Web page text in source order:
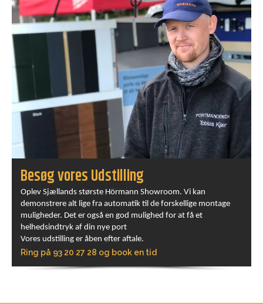
Besøg vores Udstilling
Oplev Sjællands største Hörmann Showroom. Vi kan
demonstrere alt lige fra automatik til de forskellige montage
muligheder. Det er også en god mulighed for at få et
helhedsindtryk af din nye port
Vores udstilling er åben efter aftale.
Ring på 93 20 27 28 og book en tid